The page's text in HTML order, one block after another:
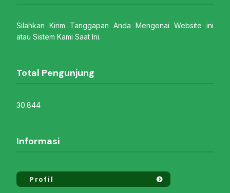
Silahkan Kirim Tanggapan Anda Mengenai Website ini
atau Sistem Kami Saat Ini.
Total Pengunjung
30.844
Informasi
Profil